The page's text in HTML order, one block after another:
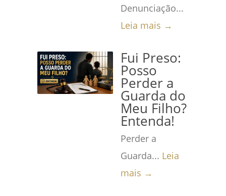
Denunciação...
Leia mais →
Fui Preso:
Posso
Perder a
Guarda do
Meu Filho?
Entenda!
Perder a
Guarda... Leia
mais →